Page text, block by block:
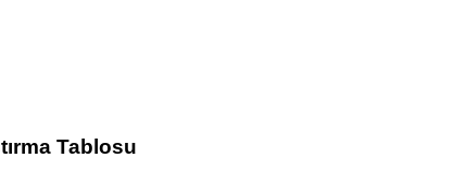
Tablosu